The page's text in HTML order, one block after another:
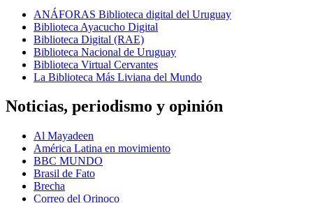
ANÁFORAS Biblioteca digital del Uruguay
Biblioteca Ayacucho Digital
Biblioteca Digital (RAE)
Biblioteca Nacional de Uruguay
Biblioteca Virtual Cervantes
La Biblioteca Más Liviana del Mundo
Noticias, periodismo y opinión
Al Mayadeen
América Latina en movimiento
BBC MUNDO
Brasil de Fato
Brecha
Correo del Orinoco